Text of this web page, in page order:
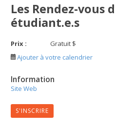
Les Rendez-vous
étudiant.e.s
Prix :
Gratuit $
Ajouter à votre calendrier
Information
Site Web
S'INSCRIRE